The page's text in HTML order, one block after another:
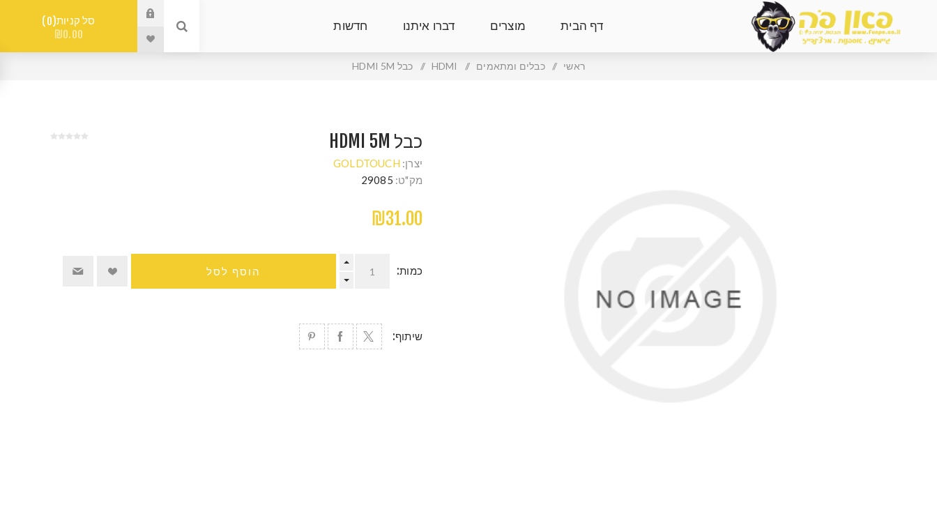
דף הבית מוצרים דברו איתנו חדשות סל קניות 0
₪0.00
ראשי / כבלים ומתאמים /
HDMI
/ כבל HDMI 5M
כבל HDMI 5M
יצרן: GOLDTOUCH
מק"ט: 29085
₪31.00
כמות: הוסף לסל
שיתוף: